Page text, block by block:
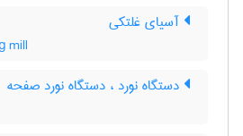
آسیای غلتکی
mill
دستگاه نورد ، دستگاه نورد صفحه